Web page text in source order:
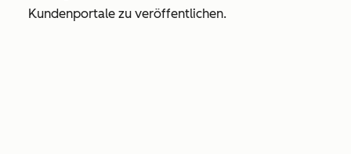
Kundenportale zu veröffentlichen.